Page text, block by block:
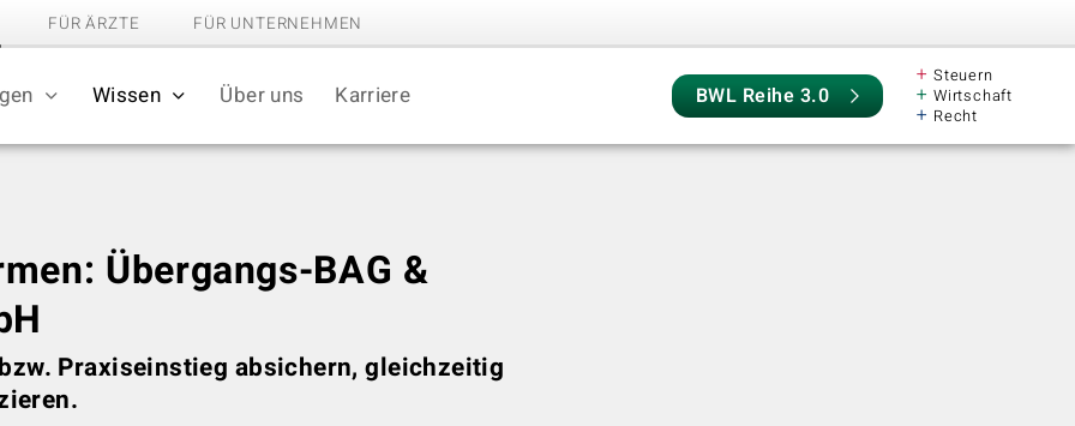
FÜR ÄRZTE FÜR UNTERNEHMEN
Wissen Über uns Karriere BWL Reihe 3.0
+ Steuern
+ Wirtschaft
+ Recht
Übergangs-BAG &
Praxiseinstieg absichern, gleichzeitig